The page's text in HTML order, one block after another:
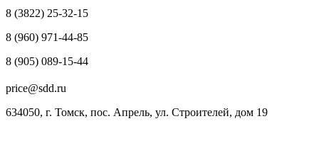
8 (3822) 25-32-15
8 (960) 971-44-85
8 (905) 089-15-44
price@sdd.ru
634050, г. Томск, пос. Апрель, ул. Строителей, дом 19